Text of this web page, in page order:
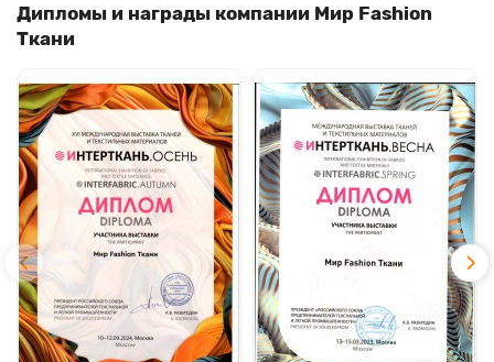
Дипломы и награды компании Мир Fashion
Ткани